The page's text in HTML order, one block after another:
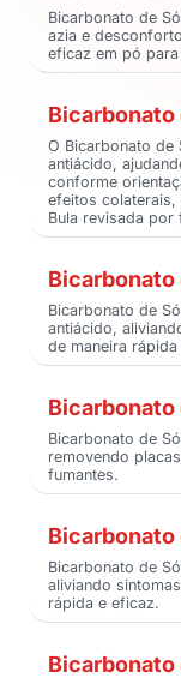
Bicarbonato de
azia e
eficaz em pó
Bicarbonato
O Bicarbonato de
antiácido,
conforme
efeitos
Bula revisada por
Bicarbonato
Bicarbonato de
antiácido,
de maneira
Bicarbonato
Bicarbonato de
removendo
fumantes.
Bicarbonato
Bicarbonato de
aliviando
rápida e eficaz.
Bicarbonato